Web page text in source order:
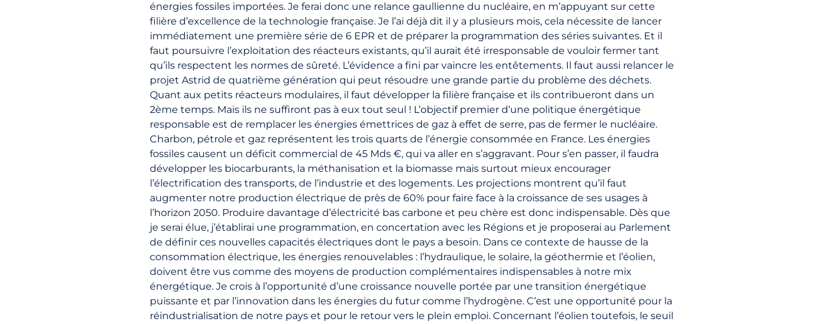
énergies fossiles importées. Je ferai donc une relance gaullienne du nucléaire, en m’appuyant sur cette
filière d’excellence de la technologie française. Je l’ai déjà dit il y a plusieurs mois, cela nécessite de lancer
immédiatement une première série de 6 EPR et de préparer la programmation des séries suivantes. Et il
faut poursuivre l’exploitation des réacteurs existants, qu’il aurait été irresponsable de vouloir fermer tant
qu’ils respectent les normes de sûreté. L’évidence a fini par vaincre les entêtements. Il faut aussi relancer le
projet Astrid de quatrième génération qui peut résoudre une grande partie du problème des déchets.
Quant aux petits réacteurs modulaires, il faut développer la filière française et ils contribueront dans un
2ème temps. Mais ils ne suffiront pas à eux tout seul ! L’objectif premier d’une politique énergétique
responsable est de remplacer les énergies émettrices de gaz à effet de serre, pas de fermer le nucléaire.
Charbon, pétrole et gaz représentent les trois quarts de l’énergie consommée en France. Les énergies
fossiles causent un déficit commercial de 45 Mds €, qui va aller en s’aggravant. Pour s’en passer, il faudra
développer les biocarburants, la méthanisation et la biomasse mais surtout mieux encourager
l’électrification des transports, de l’industrie et des logements. Les projections montrent qu’il faut
augmenter notre production électrique de près de 60% pour faire face à la croissance de ses usages à
l’horizon 2050. Produire davantage d’électricité bas carbone et peu chère est donc indispensable. Dès que
je serai élue, j’établirai une programmation, en concertation avec les Régions et je proposerai au Parlement
de définir ces nouvelles capacités électriques dont le pays a besoin. Dans ce contexte de hausse de la
consommation électrique, les énergies renouvelables : l’hydraulique, le solaire, la géothermie et l’éolien,
doivent être vus comme des moyens de production complémentaires indispensables à notre mix
énergétique. Je crois à l’opportunité d’une croissance nouvelle portée par une transition énergétique
puissante et par l’innovation dans les énergies du futur comme l’hydrogène. C’est une opportunité pour la
réindustrialisation de notre pays et pour le retour vers le plein emploi. Concernant l’éolien toutefois, le seuil